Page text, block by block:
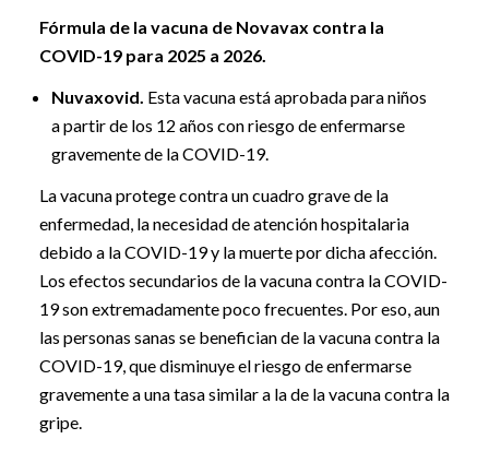
Fórmula de la vacuna de Novavax contra la
COVID-19 para 2025 a 2026.
Nuvaxovid. Esta vacuna está aprobada para niños
a partir de los 12 años con riesgo de enfermarse
gravemente de la COVID-19.
La vacuna protege contra un cuadro grave de la
enfermedad, la necesidad de atención hospitalaria
debido a la COVID-19 y la muerte por dicha afección.
Los efectos secundarios de la vacuna contra la COVID-
19 son extremadamente poco frecuentes. Por eso, aun
las personas sanas se benefician de la vacuna contra la
COVID-19, que disminuye el riesgo de enfermarse
gravemente a una tasa similar a la de la vacuna contra la
gripe.